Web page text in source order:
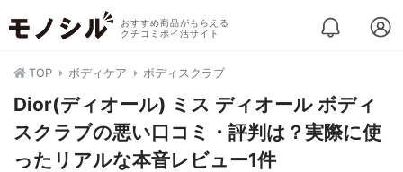
おすすめ商品がもらえる
クチコミポイ活サイト
TOP ボディケア ボディスクラブ
Dior(ディオール) ミス ディオール ボディ
スクラブの悪い口コミ・評判は？実際に使
ったリアルな本音レビュー1件